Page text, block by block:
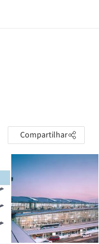
Compartilhar